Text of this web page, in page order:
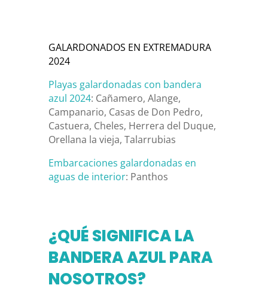
GALARDONADOS EN EXTREMADURA
2024
Playas galardonadas con bandera
azul 2024: Cañamero, Alange,
Campanario, Casas de Don Pedro,
Castuera, Cheles, Herrera del Duque,
Orellana la vieja, Talarrubias
Embarcaciones galardonadas en
aguas de interior: Panthos
¿QUÉ SIGNIFICA LA
BANDERA AZUL PARA
NOSOTROS?